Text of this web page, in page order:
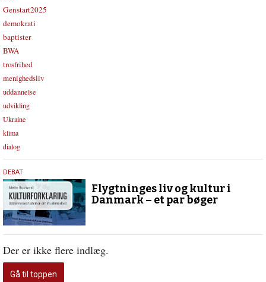
Genstart2025
demokrati
baptister
BWA
trosfrihed
menighedsliv
uddannelse
udvikling
Ukraine
klima
dialog
5.
december
2017
DEBAT
Flygtninges liv og kultur i
Danmark – et par bøger
Der er ikke flere indlæg.
Gå til toppen